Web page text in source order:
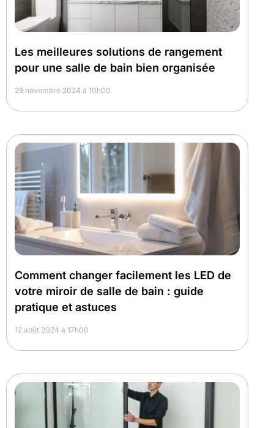
Les meilleures solutions de rangement
pour une salle de bain bien organisée
29 novembre 2024 à 10h00
Comment changer facilement les LED de
votre miroir de salle de bain : guide
pratique et astuces
12 août 2024 à 17h00